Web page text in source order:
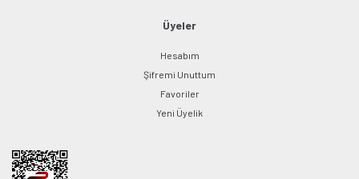
Üyeler
Hesabım
Şifremi Unuttum
Favoriler
Yeni Üyelik